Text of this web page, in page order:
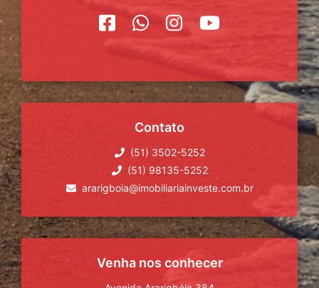
Contato
(51) 3502-5252
(51) 98135-5252
ararigboia@imobiliariainveste.com.br
Venha nos conhecer